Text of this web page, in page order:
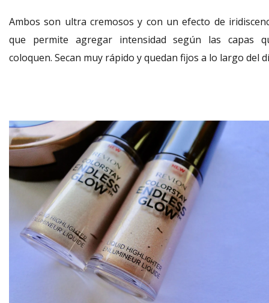
Ambos son ultra cremosos y con un efecto de
que permite agregar intensidad según las capas
coloquen. Secan muy rápido y quedan fijos a lo largo del